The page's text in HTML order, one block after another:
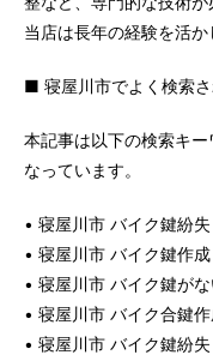
当店は長年の経験を活か
■ 寝屋川市でよく検索
本記事は以下の検索キ
なっています。
• 寝屋川市 バイク鍵紛失
• 寝屋川市 バイク鍵作成
• 寝屋川市 バイク鍵が
• 寝屋川市 バイク合鍵
• 寝屋川市 バイク鍵紛